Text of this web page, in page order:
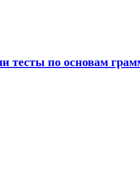
тесты по основам